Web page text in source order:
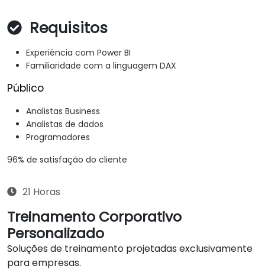
Requisitos
Experiência com Power BI
Familiaridade com a linguagem DAX
Público
Analistas Business
Analistas de dados
Programadores
96% de satisfação do cliente
21 Horas
Treinamento Corporativo
Personalizado
Soluções de treinamento projetadas exclusivamente
para empresas.